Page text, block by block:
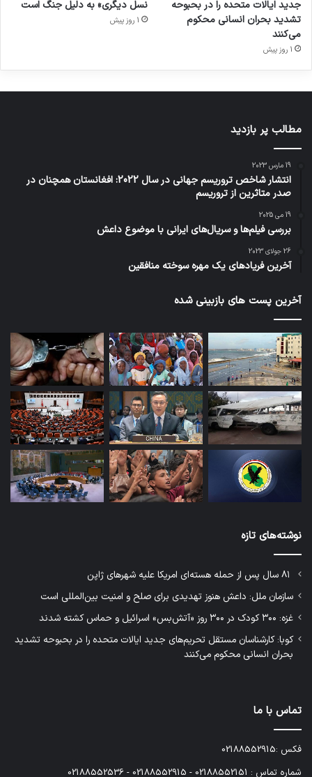
جدید ایالات متحده را در بحبوحه
تشدید بحران انسانی محکوم
می‌کنند
1 روز پیش
نسل دیگری» به دلیل جنگ است
1 روز پیش
مطالب پر بازدید
19 مارس 2023
انتشار شاخص تروریسم جهانی در سال 2022: افغانستان همچنان در
صدر متاثرین از تروریسم
19 می 2025
بررسی فیلم‌ها و سریال‌های ایرانی با موضوع داعش
26 جولای 2023
آخرین فریادهای یک مهره سوخته منافقین
آخرین پست های بازبینی شده
نوشته‌های تازه
سازمان ملل: داعش هنوز تهدیدی برای صلح و امنیت بین‌المللی است
غزه: ۳۰۰ کودک در ۳۰۰ روز «آتش‌بس» اسرائیل و حماس کشته شدند
کوبا: کارشناسان مستقل تحریم‌های جدید ایالات متحده را در بحبوحه تشدید
بحران انسانی محکوم می‌کنند
تماس با ما
فکس :02188552915
شماره تماس : 02188552151 - 02188552915 - 02188552536